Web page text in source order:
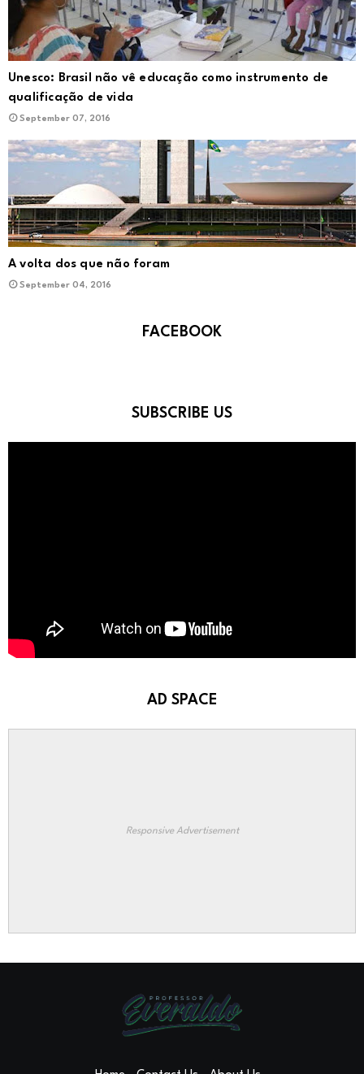
Unesco: Brasil não vê educação como instrumento de
qualificação de vida
September 07, 2016
A volta dos que não foram
September 04, 2016
FACEBOOK
SUBSCRIBE US
AD SPACE
Responsive Advertisement